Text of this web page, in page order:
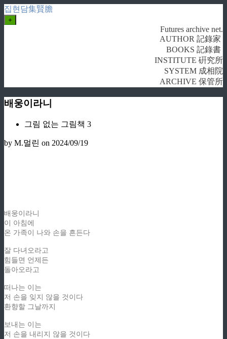
집현담集賢膽
+
Futures archive net.
AUTHOR 記錄家
BOOKS 記錄書
INSTITUTE 硏究所
SYSTEM 成相院
ARCHIVE 保管所
배웅이라니
그림 없는 그림책 3
by M.멀린 on 2024/09/19
배웅이라니
이 아침에
온 가족이 나와 손을 흔든다
잘 다녀오라고
힘들면 언제든
돌아오라고
떠나는 이는
저 손을 잊지 않을 것이다
환향할 그날까지
보내는 이는
저 손을 내리지 않을 것이다